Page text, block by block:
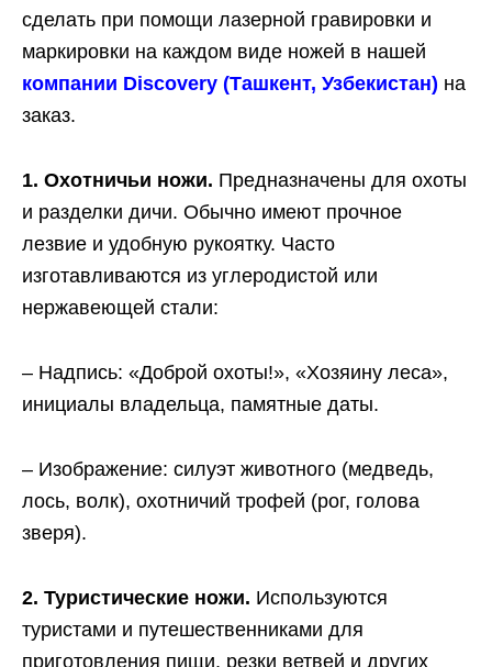
сделать при помощи лазерной гравировки и
маркировки на каждом виде ножей в нашей
компании Discovery (Ташкент, Узбекистан) на
заказ.
1. Охотничьи ножи. Предназначены для охоты
и разделки дичи. Обычно имеют прочное
лезвие и удобную рукоятку. Часто
изготавливаются из углеродистой или
нержавеющей стали:
– Надпись: «Доброй охоты!», «Хозяину леса»,
инициалы владельца, памятные даты.
– Изображение: силуэт животного (медведь,
лось, волк), охотничий трофей (рог, голова
зверя).
2. Туристические ножи. Используются
туристами и путешественниками для
приготовления пищи, резки ветвей и других